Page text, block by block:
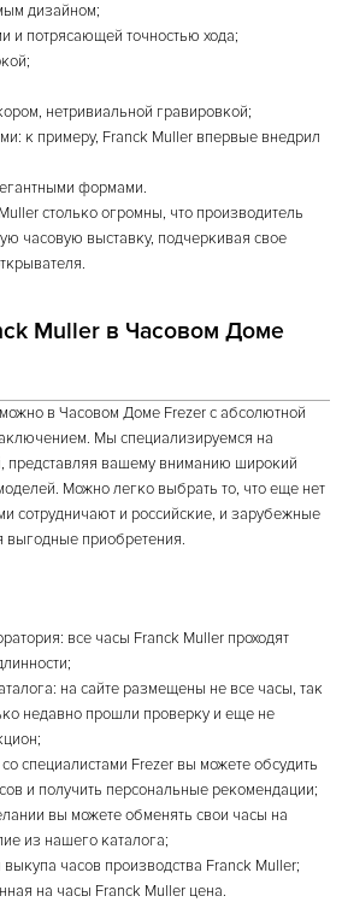
дизайном;
и потрясающей точностью хода;
нетривиальной гравировкой;
к примеру, Franck Muller впервые внедрил
формами.
столько огромны, что производитель
часовую выставку, подчеркивая свое
Muller в Часовом Доме
в Часовом Доме Frezer с абсолютной
Мы специализируемся на
представляя вашему вниманию широкий
Можно легко выбрать то, что еще нет
сотрудничают и российские, и зарубежные
приобретения.
все часы Franck Muller проходят
на сайте размещены не все часы, так
недавно прошли проверку и еще не
специалистами Frezer вы можете обсудить
и получить персональные рекомендации;
вы можете обменять свои часы на
из нашего каталога;
часов производства Franck Muller;
на часы Franck Muller цена.